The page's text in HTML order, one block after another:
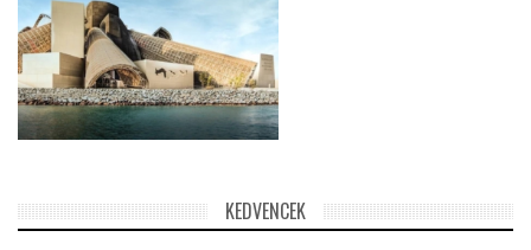
KEDVENCEK